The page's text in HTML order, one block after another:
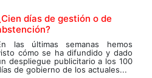
días de gestión o de
las últimas semanas hemos
cómo se ha difundido y dado
despliegue publicitario a los 100
de gobierno de los actuales...